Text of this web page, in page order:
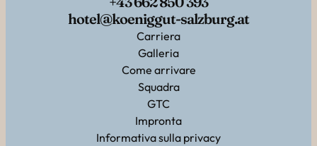
hotel@koeniggut-salzburg.at
Carriera
Galleria
Come arrivare
Squadra
GTC
Impronta
Informativa sulla privacy